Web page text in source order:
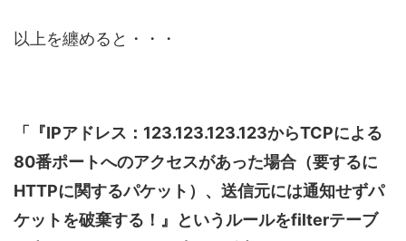
以上を纏めると・・・
「『IPアドレス：123.123.123.123からTCPによる
80番ポートへのアクセスがあった場合（要するに
HTTPに関するパケット）、送信元には通知せずパ
ケットを破棄する！』というルールをfilterテーブ